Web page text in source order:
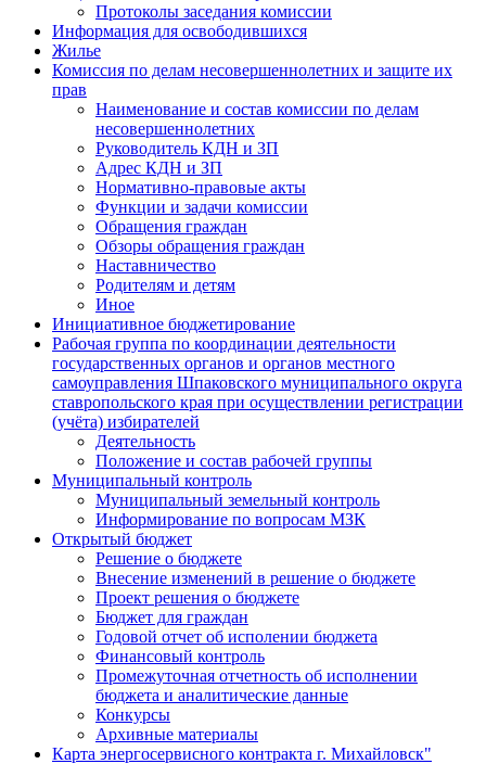
Протоколы заседания комиссии
Информация для освободившихся
Жилье
Комиссия по делам несовершеннолетних и защите их
прав
Наименование и состав комиссии по делам
несовершеннолетних
Руководитель КДН и ЗП
Адрес КДН и ЗП
Нормативно-правовые акты
Функции и задачи комиссии
Обращения граждан
Обзоры обращения граждан
Наставничество
Родителям и детям
Иное
Инициативное бюджетирование
Рабочая группа по координации деятельности
государственных органов и органов местного
самоуправления Шпаковского муниципального округа
ставропольского края при осуществлении регистрации
(учёта) избирателей
Деятельность
Положение и состав рабочей группы
Муниципальный контроль
Муниципальный земельный контроль
Информирование по вопросам МЗК
Открытый бюджет
Решение о бюджете
Внесение изменений в решение о бюджете
Проект решения о бюджете
Бюджет для граждан
Годовой отчет об исполении бюджета
Финансовый контроль
Промежуточная отчетность об исполнении
бюджета и аналитические данные
Конкурсы
Архивные материалы
Карта энергосервисного контракта г. Михайловск"